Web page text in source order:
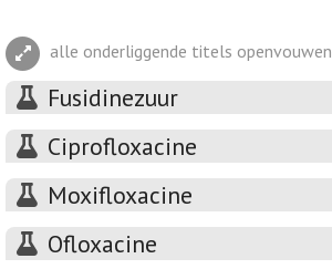
alle onderliggende titels openvouwen
Fusidinezuur
Ciprofloxacine
Moxifloxacine
Ofloxacine